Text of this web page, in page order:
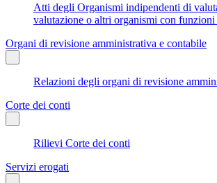
Atti degli Organismi indipendenti di
valutazione o altri organismi con funzioni
Organi di revisione amministrativa e contabile
Relazioni degli organi di revisione
Corte dei conti
Rilievi Corte dei conti
Servizi erogati